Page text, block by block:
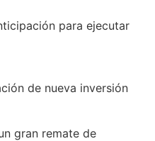
para ejecutar
de nueva inversión
gran remate de